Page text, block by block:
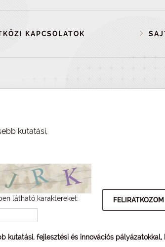
KAPCSOLATOK
kutatási,
látható karaktereket:
kutatási, fejlesztési és innovációs pályázatokkal,